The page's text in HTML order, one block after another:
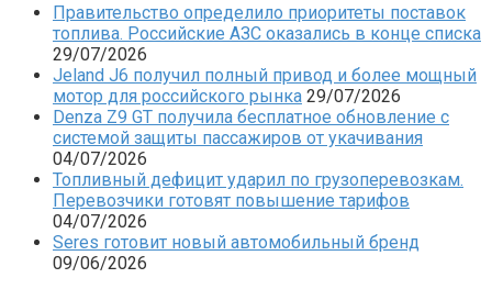
Правительство определило приоритеты поставок
топлива. Российские АЗС оказались в конце списка
29/07/2026
Jeland J6 получил полный привод и более мощный
мотор для российского рынка 29/07/2026
Denza Z9 GT получила бесплатное обновление с
системой защиты пассажиров от укачивания
04/07/2026
Топливный дефицит ударил по грузоперевозкам.
Перевозчики готовят повышение тарифов
04/07/2026
Seres готовит новый автомобильный бренд
09/06/2026